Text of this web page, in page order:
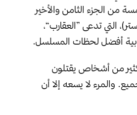
من الجزء الثامن والأخير
التي تدعى ”العقارب“،
أفضل لحظات المسلسل.
من أشخاص يقتلون
والمرء لا يسعه إلا أن